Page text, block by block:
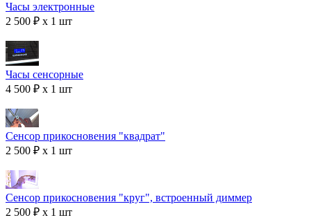
Часы электронные
2 500 ₽ x 1 шт
Часы сенсорные
4 500 ₽ x 1 шт
Сенсор прикосновения "квадрат"
2 500 ₽ x 1 шт
Сенсор прикосновения "круг", встроенный диммер
2 500 ₽ x 1 шт